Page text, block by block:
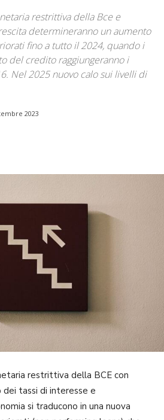
restrittiva della Bce e
determineranno un aumento
fino a tutto il 2024, quando i
del credito raggiungeranno i
Nel 2025 nuovo calo sui livelli di
2023
restrittiva della BCE con
tassi di interesse e
si traducono in una nuova